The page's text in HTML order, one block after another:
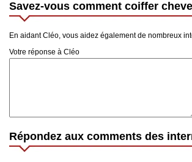
Savez-vous comment coiffer
En aidant Cléo, vous aidez également de nombreux
Votre réponse à Cléo
Répondez aux comments des